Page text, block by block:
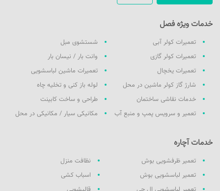
خدمات ویژه فصل
تعمیرات کولر آبی
تعمیرات کولر گازی
تعمیرات یخچال
شارژ گاز کولر ماشین در محل
خدمات نقاشی ساختمان
تعمیر و سرویس پمپ و منبع آب
شستشوی مبل
وانت بار / نیسان بار
تعمیرات ماشین لباسشویی
لوله باز کنی و تخلیه چاه
طراحی و ساخت کابینت
مکانیکی سیار / مکانیکی در محل
خدمات آچاره
تعمیر ظرفشویی بوش
تعمیر لباسشویی بوش
نظافت منزل
اسباب کشی